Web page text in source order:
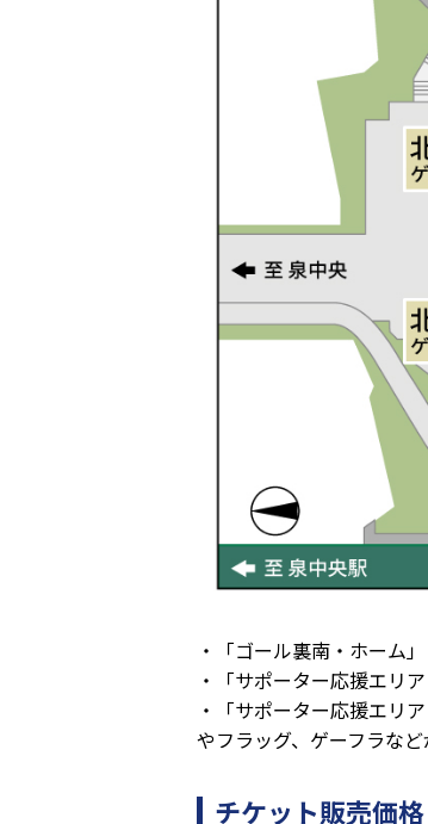
・「ゴール裏南・ホーム
・「サポーター応援エリ
・「サポーター応援エリ
やフラッグ、ゲーフラな
チケット販売価格